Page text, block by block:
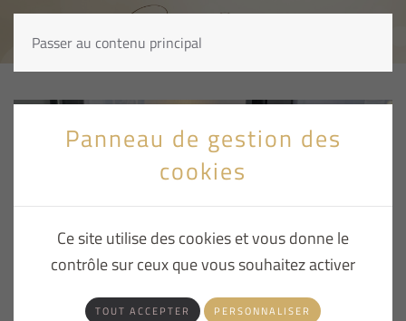
Panneau de gestion des
cookies
Ce site utilise des cookies et vous donne le
contrôle sur ceux que vous souhaitez activer
TOUT ACCEPTER PERSONNALISER
Passer au contenu principal